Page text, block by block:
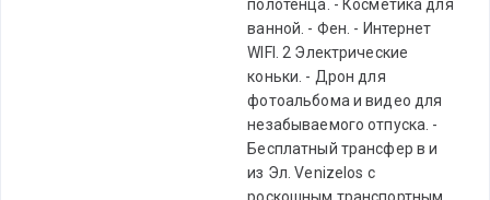
полотенца. - Косметика для
ванной. - Фен. - Интернет
WIFI. 2 Электрические
коньки. - Дрон для
фотоальбома и видео для
незабываемого отпуска. -
Бесплатный трансфер в и
из Эл. Venizelos с